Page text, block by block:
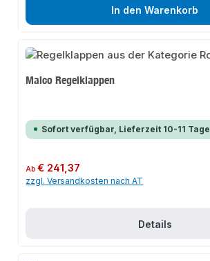
In den Warenkorb
Maico Regelklappen
Sofort verfügbar, Lieferzeit 10-11 Tage
Regulärer Preis:
Ab€ 241,37
zzgl. Versandkosten nach AT
Details